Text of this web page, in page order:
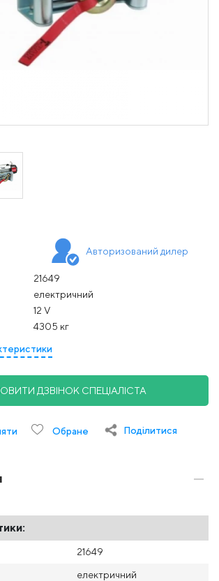
Авторизований дилер
21649
електричний
12 V
4305 кг
ДЗВІНОК СПЕЦІАЛІСТА
Обране Поділитися
21649
електричний